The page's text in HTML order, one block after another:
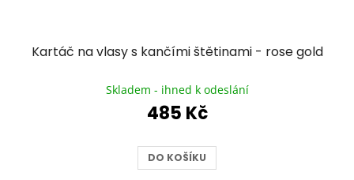
Kartáč na vlasy s kančími štětinami - rose gold
hodnocení
produktu
je
z
5
Skladem - ihned k odeslání
485 Kč
DO KOŠÍKU